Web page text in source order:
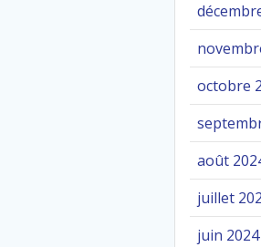
octobre
août
juillet
juin 2024